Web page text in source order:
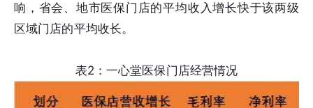
响，省会、地市医保门店的平均收入增长快于该两级
区域门店的平均收长。
表2：一心堂医保门店经营情况